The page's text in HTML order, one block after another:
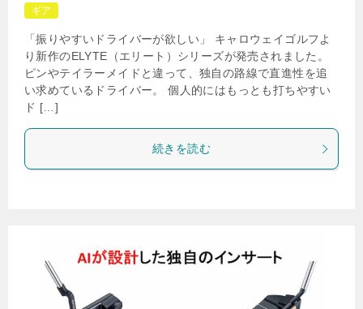
ギア
「振りやすいドライバーが欲しい」 キャロウェイゴルフよ
り新作のELYTE（エリート）シリーズが発売されました。
ピンやテイラーメイドと違って、独自の路線で直進性を追
い求めているドライバー。 個人的にはもっとも打ちやすい
ド […]
続きを読む